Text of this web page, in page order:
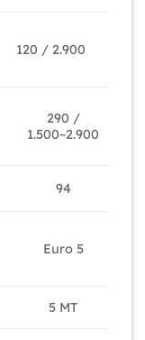
120 / 2.900
290 /
1.500~2.900
94
Euro 5
5 MT